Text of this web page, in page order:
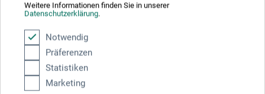
Weitere Informationen finden Sie in unserer
Datenschutzerklärung.
Notwendig
Präferenzen
Statistiken
Marketing
JETZT PRODUKT BEWERTEN